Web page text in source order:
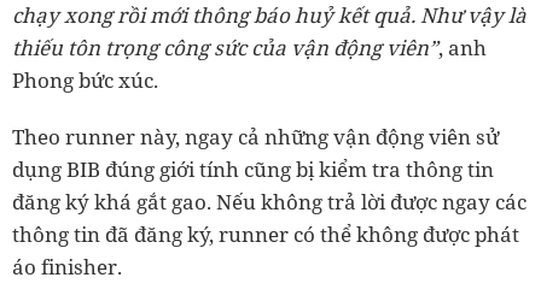
chạy xong rồi mới thông báo huỷ kết quả. Như vậy là
thiếu tôn trọng công sức của vận động viên”, anh
Phong bức xúc.
Theo runner này, ngay cả những vận động viên sử
dụng BIB đúng giới tính cũng bị kiểm tra thông tin
đăng ký khá gắt gao. Nếu không trả lời được ngay các
thông tin đã đăng ký, runner có thể không được phát
áo finisher.